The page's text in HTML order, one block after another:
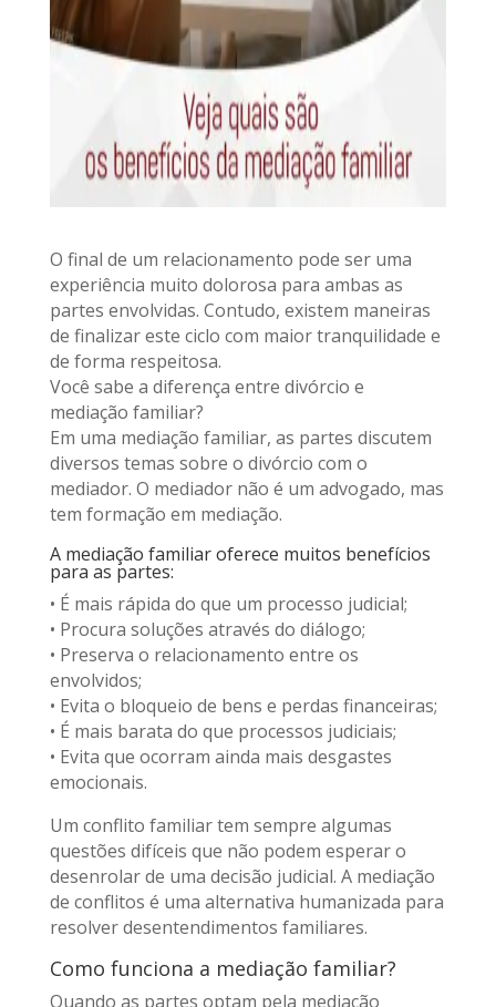
O final de um relacionamento pode ser uma
experiência muito dolorosa para ambas as
partes envolvidas. Contudo, existem maneiras
de finalizar este ciclo com maior tranquilidade e
de forma respeitosa.
Você sabe a diferença entre divórcio e
mediação familiar?
Em uma mediação familiar, as partes discutem
diversos temas sobre o divórcio com o
mediador. O mediador não é um advogado, mas
tem formação em mediação.
A mediação familiar oferece muitos benefícios
para as partes:
• É mais rápida do que um processo judicial;
• Procura soluções através do diálogo;
• Preserva o relacionamento entre os
envolvidos;
• Evita o bloqueio de bens e perdas financeiras;
• É mais barata do que processos judiciais;
• Evita que ocorram ainda mais desgastes
emocionais.
Um conflito familiar tem sempre algumas
questões difíceis que não podem esperar o
desenrolar de uma decisão judicial. A mediação
de conflitos é uma alternativa humanizada para
resolver desentendimentos familiares.
Como funciona a mediação familiar?
Quando as partes optam pela mediação